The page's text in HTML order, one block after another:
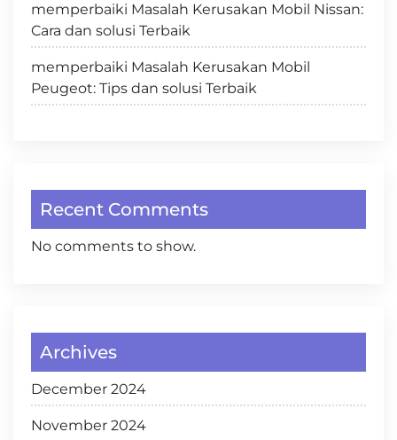
memperbaiki Masalah Kerusakan Mobil Nissan:
Cara dan solusi Terbaik
memperbaiki Masalah Kerusakan Mobil
Peugeot: Tips dan solusi Terbaik
Recent Comments
No comments to show.
Archives
December 2024
November 2024